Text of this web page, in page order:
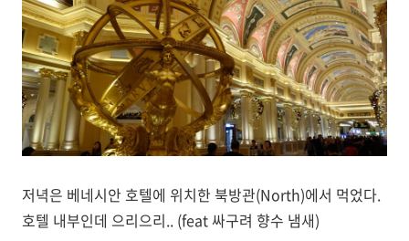
저녁은 베네시안 호텔에 위치한 북방관(North)에서 먹었다.
호텔 내부인데 으리으리.. (feat 싸구려 향수 냄새)